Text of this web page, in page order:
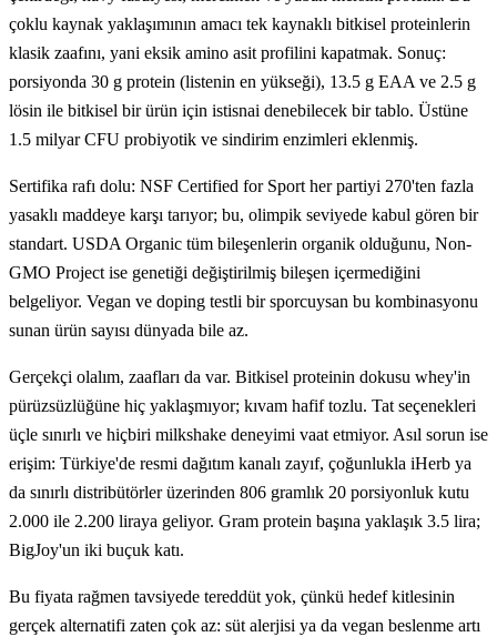
çoklu kaynak yaklaşımının amacı tek kaynaklı bitkisel proteinlerin
klasik zaafını, yani eksik amino asit profilini kapatmak. Sonuç:
porsiyonda 30 g protein (listenin en yükseği), 13.5 g EAA ve 2.5 g
lösin ile bitkisel bir ürün için istisnai denebilecek bir tablo. Üstüne
1.5 milyar CFU probiyotik ve sindirim enzimleri eklenmiş.
Sertifika rafı dolu: NSF Certified for Sport her partiyi 270'ten fazla
yasaklı maddeye karşı tarıyor; bu, olimpik seviyede kabul gören bir
standart. USDA Organic tüm bileşenlerin organik olduğunu, Non-
GMO Project ise genetiği değiştirilmiş bileşen içermediğini
belgeliyor. Vegan ve doping testli bir sporcuysan bu kombinasyonu
sunan ürün sayısı dünyada bile az.
Gerçekçi olalım, zaafları da var. Bitkisel proteinin dokusu whey'in
pürüzsüzlüğüne hiç yaklaşmıyor; kıvam hafif tozlu. Tat seçenekleri
üçle sınırlı ve hiçbiri milkshake deneyimi vaat etmiyor. Asıl sorun ise
erişim: Türkiye'de resmi dağıtım kanalı zayıf, çoğunlukla iHerb ya
da sınırlı distribütörler üzerinden 806 gramlık 20 porsiyonluk kutu
2.000 ile 2.200 liraya geliyor. Gram protein başına yaklaşık 3.5 lira;
BigJoy'un iki buçuk katı.
Bu fiyata rağmen tavsiyede tereddüt yok, çünkü hedef kitlesinin
gerçek alternatifi zaten çok az: süt alerjisi ya da vegan beslenme artı